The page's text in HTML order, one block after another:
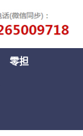
零担